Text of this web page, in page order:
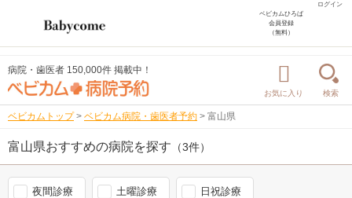
ログイン
ベビカムひろば
会員登録
（無料）
病院・歯医者 150,000件 掲載中！
お気に入り 検索
ベビカムトップ > ベビカム病院・歯医者予約 > 富山県
富山県おすすめの病院を探す （3件）
夜間診療 土曜診療 日祝診療